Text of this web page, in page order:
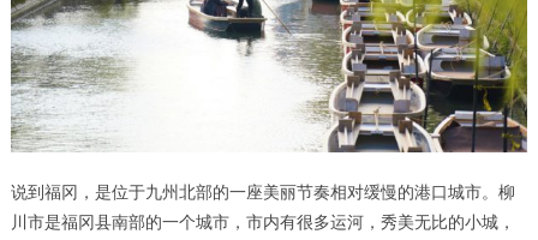
说到福冈，是位于九州北部的一座美丽节奏相对缓慢的港口城市。柳
川市是福冈县南部的一个城市，市内有很多运河，秀美无比的小城，